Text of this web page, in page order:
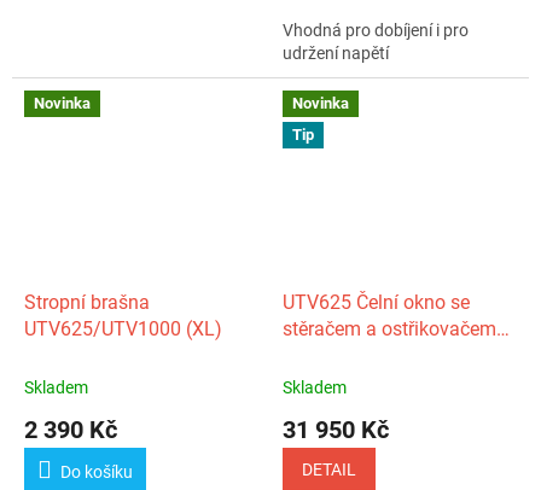
Vhodná pro dobíjení i pro
udržení napětí
Novinka
Stropní brašna
UTV625/UTV1000 (XL)
Skladem
2 390 Kč
Do košíku
Novinka
Tip
UTV625 Čelní okno se
stěračem a ostřikovačem
Skladem
31 950 Kč
DETAIL